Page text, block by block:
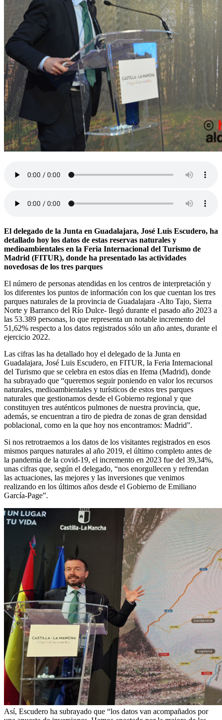
El delegado de la Junta en Guadalajara, José Luis Escudero, ha
detallado hoy los datos de estas reservas naturales y
medioambientales en la Feria Internacional del Turismo de
Madrid (FITUR), donde ha presentado las actividades
novedosas de los tres parques
El número de personas atendidas en los centros de interpretación y
los diferentes los puntos de información con los que cuentan los tres
parques naturales de la provincia de Guadalajara -Alto Tajo, Sierra
Norte y Barranco del Río Dulce- llegó durante el pasado año 2023 a
las 53.389 personas, lo que representa un notable incremento del
51,62% respecto a los datos registrados sólo un año antes, durante el
ejercicio 2022.
Las cifras las ha detallado hoy el delegado de la Junta en
Guadalajara, José Luis Escudero, en FITUR, la Feria Internacional
del Turismo que se celebra en estos días en Ifema (Madrid), donde
ha subrayado que “queremos seguir poniendo en valor los recursos
naturales, medioambientales y turísticos de estos tres parques
naturales que gestionamos desde el Gobierno regional y que
constituyen tres auténticos pulmones de nuestra provincia, que,
además, se encuentran a tiro de piedra de zonas de gran densidad
poblacional, como en la que hoy nos encontramos: Madrid”.
Si nos retrotraemos a los datos de los visitantes registrados en esos
mismos parques naturales al año 2019, el último completo antes de
la pandemia de la covid-19, el incremento en 2023 fue del 39,34%,
unas cifras que, según el delegado, “nos enorgullecen y refrendan
las actuaciones, las mejores y las inversiones que venimos
realizando en los últimos años desde el Gobierno de Emiliano
García-Page”.
Así, Escudero ha subrayado que “los datos van acompañados por